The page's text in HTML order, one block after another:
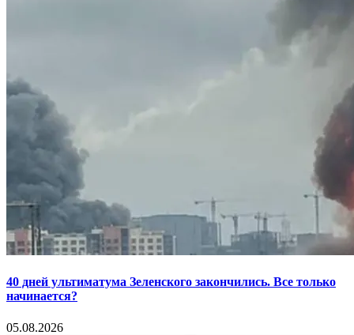
40 дней ультиматума Зеленского закончились. Все только
начинается?
05.08.2026